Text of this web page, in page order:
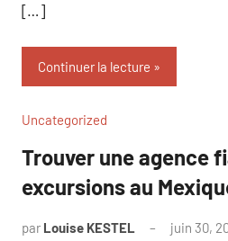
[…]
Continuer la lecture
Uncategorized
Trouver une agence
excursions au
par Louise KESTEL juin 30,